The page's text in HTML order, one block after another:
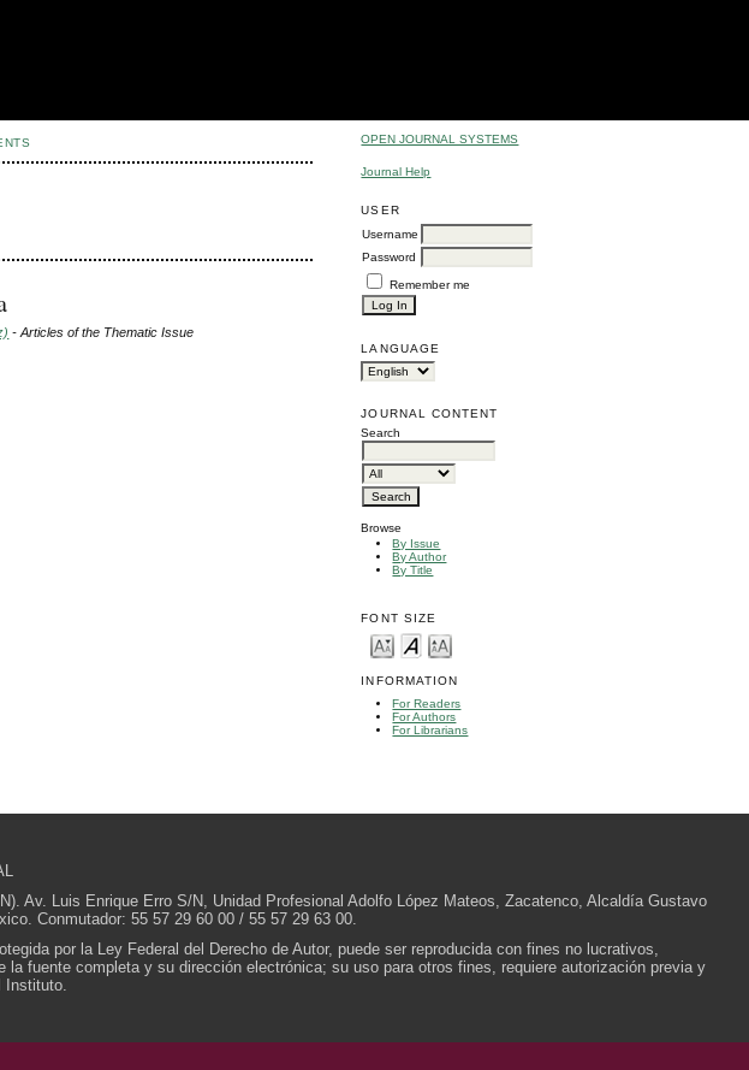
OPEN JOURNAL SYSTEMS
Journal Help
USER
Username
Password
Remember me
LANGUAGE
JOURNAL CONTENT
Search
Browse
By Issue
By Author
By Title
FONT SIZE
INFORMATION
For Readers
For Authors
For Librarians
- Articles of the Thematic Issue
Av. Luis Enrique Erro S/N, Unidad Profesional Adolfo López Mateos, Zacatenco, Alcaldía Gustavo
Conmutador: 55 57 29 60 00 / 55 57 29 63 00.
por la Ley Federal del Derecho de Autor, puede ser reproducida con fines no lucrativos,
fuente completa y su dirección electrónica; su uso para otros fines, requiere autorización previa y
Instituto.